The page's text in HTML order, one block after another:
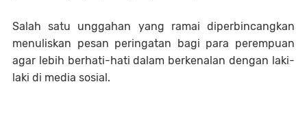
Salah satu unggahan yang ramai diperbincangkan
menuliskan pesan peringatan bagi para perempuan
agar lebih berhati-hati dalam berkenalan dengan laki-
laki di media sosial.